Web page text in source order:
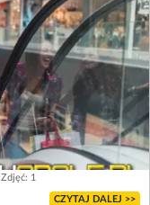
Zdjęć: 1
CZYTAJ DALEJ >>